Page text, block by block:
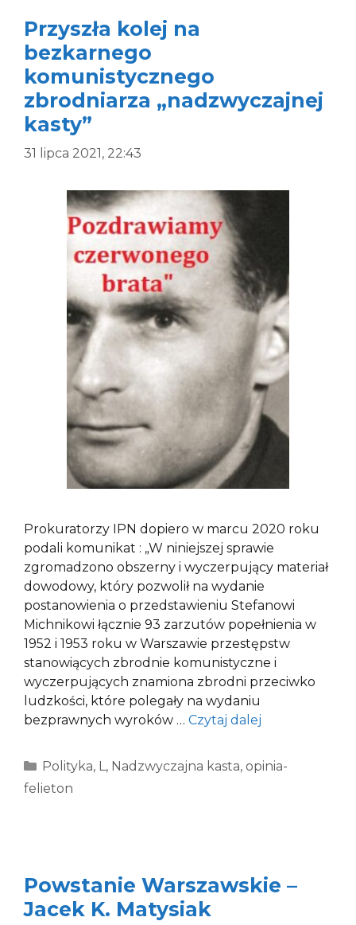
Przyszła kolej na
bezkarnego
komunistycznego
zbrodniarza „nadzwyczajnej
kasty”
31 lipca 2021, 22:43
Prokuratorzy IPN dopiero w marcu 2020 roku
podali komunikat : „W niniejszej sprawie
zgromadzono obszerny i wyczerpujący materiał
dowodowy, który pozwolił na wydanie
postanowienia o przedstawieniu Stefanowi
Michnikowi łącznie 93 zarzutów popełnienia w
1952 i 1953 roku w Warszawie przestępstw
stanowiących zbrodnie komunistyczne i
wyczerpujących znamiona zbrodni przeciwko
ludzkości, które polegały na wydaniu
bezprawnych wyroków … Czytaj dalej
Kategorie
Polityka, L , Nadzwyczajna kasta, opinia-
felieton
Powstanie Warszawskie –
Jacek K. Matysiak